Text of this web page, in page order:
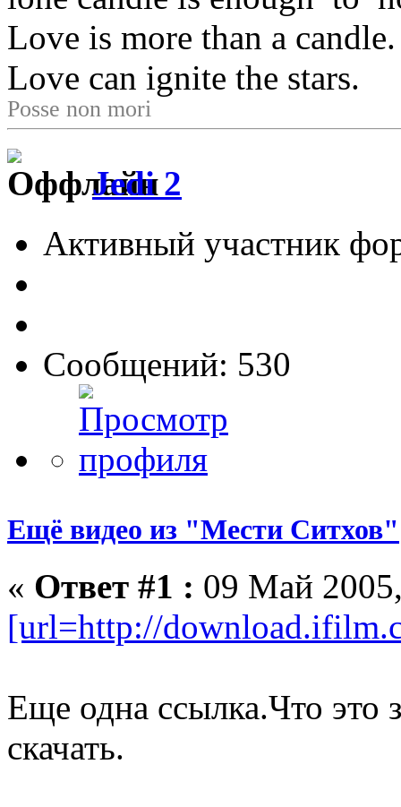
Love is more than a candle.
Love can ignite the stars.
Posse non mori
Jedi 2
Активный участник
Сообщений: 530
Ещё видео из "Мести Ситхов"
« Ответ #1 : 09 Май
[url=http://
Еще одна ссылка.Что это
скачать.